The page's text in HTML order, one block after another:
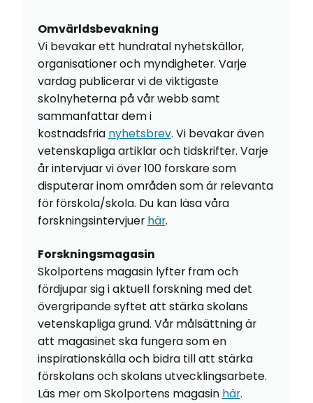
Omvärldsbevakning
Vi bevakar ett hundratal nyhetskällor,
organisationer och myndigheter. Varje
vardag publicerar vi de viktigaste
skolnyheterna på vår webb samt
sammanfattar dem i
kostnadsfria nyhetsbrev. Vi bevakar även
vetenskapliga artiklar och tidskrifter. Varje
år intervjuar vi över 100 forskare som
disputerar inom områden som är relevanta
för förskola/skola. Du kan läsa våra
forskningsintervjuer här.
Forskningsmagasin
Skolportens magasin lyfter fram och
fördjupar sig i aktuell forskning med det
övergripande syftet att stärka skolans
vetenskapliga grund. Vår målsättning är
att magasinet ska fungera som en
inspirationskälla och bidra till att stärka
förskolans och skolans utvecklingsarbete.
Läs mer om Skolportens magasin här.